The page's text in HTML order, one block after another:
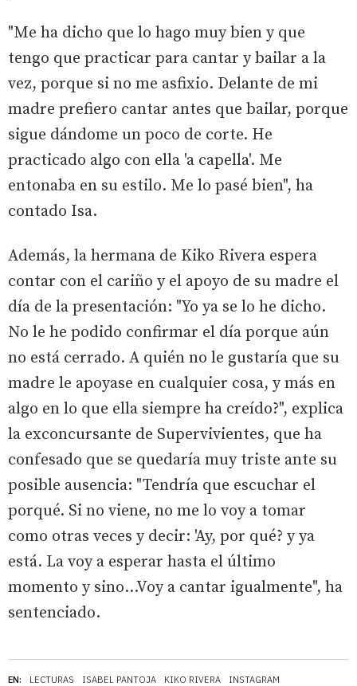
EN: LECTURAS ISABEL PANTOJA KIKO RIVERA INSTAGRAM
"Me ha dicho que lo hago muy bien y que
tengo que practicar para cantar y bailar a la
vez, porque si no me asfixio. Delante de mi
madre prefiero cantar antes que bailar, porque
sigue dándome un poco de corte. He
practicado algo con ella 'a capella'. Me
entonaba en su estilo. Me lo pasé bien", ha
contado Isa.
Además, la hermana de Kiko Rivera espera
contar con el cariño y el apoyo de su madre el
día de la presentación: "Yo ya se lo he dicho.
No le he podido confirmar el día porque aún
no está cerrado. A quién no le gustaría que su
madre le apoyase en cualquier cosa, y más en
algo en lo que ella siempre ha creído?", explica
la exconcursante de Supervivientes, que ha
confesado que se quedaría muy triste ante su
posible ausencia: "Tendría que escuchar el
porqué. Si no viene, no me lo voy a tomar
como otras veces y decir: 'Ay, por qué? y ya
está. La voy a esperar hasta el último
momento y sino...Voy a cantar igualmente", ha
sentenciado.